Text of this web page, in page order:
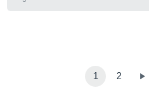
1 2